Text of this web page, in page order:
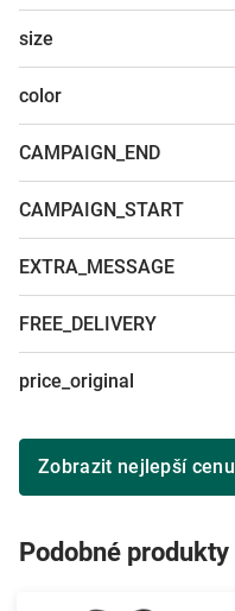
size
color
CAMPAIGN_END
CAMPAIGN_START
EXTRA_MESSAGE
FREE_DELIVERY
price_original
Zobrazit nejlepší cenu
Podobné produkty